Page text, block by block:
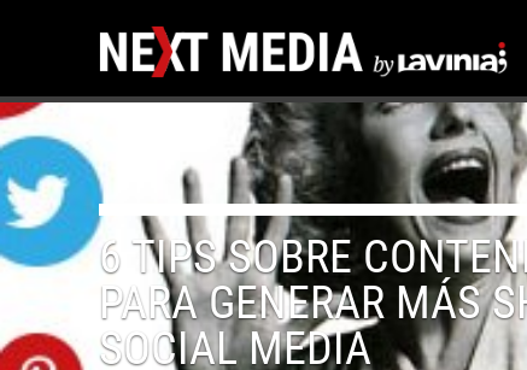
6 TIPS SOBRE
PARA GENERAR MÁS
SOCIAL MEDIA